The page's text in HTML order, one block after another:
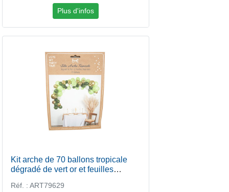
Plus d'infos
Kit arche de 70 ballons tropicale
dégradé de vert or et feuilles
Réf. : ART79629